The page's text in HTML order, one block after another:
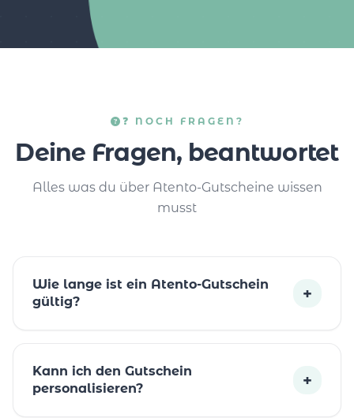
❓ NOCH FRAGEN?
Deine Fragen, beantwortet
Alles was du über Atento-Gutscheine wissen
musst
Wie lange ist ein Atento-Gutschein
gültig?
+
Kann ich den Gutschein
personalisieren?
+